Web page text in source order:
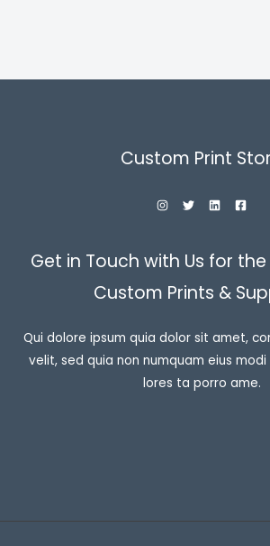
Custom Print
Get in Touch with Us for
Custom Prints &
Qui dolore ipsum quia dolor sit amet,
velit, sed quia non numquam eius
lores ta porro ame.